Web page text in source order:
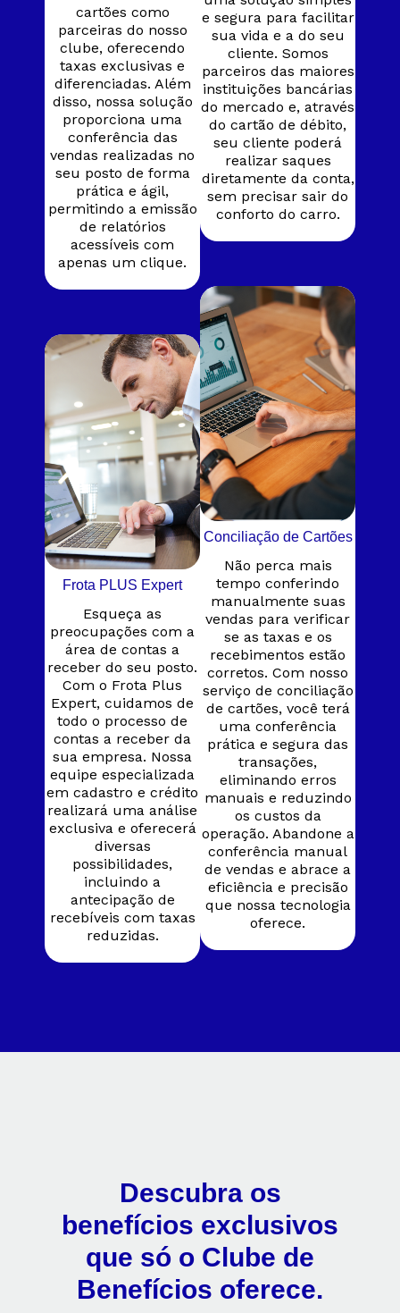
cartões como
parceiras do nosso
clube, oferecendo
taxas exclusivas e
diferenciadas. Além
disso, nossa solução
proporciona uma
conferência das
vendas realizadas no
seu posto de forma
prática e ágil,
permitindo a emissão
de relatórios
acessíveis com
apenas um clique.
Frota PLUS Expert
Esqueça as
preocupações com a
área de contas a
receber do seu posto.
Com o Frota Plus
Expert, cuidamos de
todo o processo de
contas a receber da
sua empresa. Nossa
equipe especializada
em cadastro e crédito
realizará uma análise
exclusiva e oferecerá
diversas
possibilidades,
incluindo a
antecipação de
recebíveis com taxas
reduzidas.​
e segura para facilitar
sua vida e a do seu
cliente. Somos
parceiros das maiores
instituições bancárias
do mercado e, através
do cartão de débito,
seu cliente poderá
realizar saques
diretamente da conta,
sem precisar sair do
conforto do carro.​
Conciliação de Cartões
Não perca mais
tempo conferindo
manualmente suas
vendas para verificar
se as taxas e os
recebimentos estão
corretos. Com nosso
serviço de conciliação
de cartões, você terá
uma conferência
prática e segura das
transações,
eliminando erros
manuais e reduzindo
os custos da
operação. Abandone a
conferência manual
de vendas e abrace a
eficiência e precisão
que nossa tecnologia
oferece.
Descubra os
benefícios exclusivos
que só o Clube de
Benefícios oferece.